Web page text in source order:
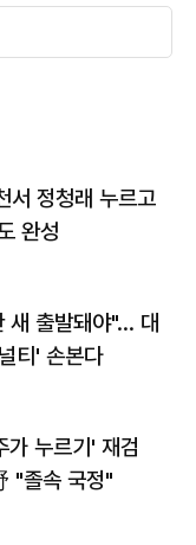
서 정청래 누르고
완성
새 출발돼야"… 대
티' 손본다
가 누르기' 재검
"졸속 국정"